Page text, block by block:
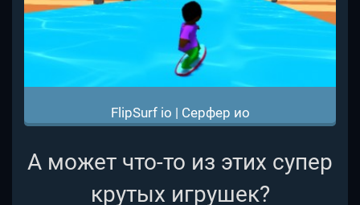
FlipSurf io | Серфер ио
А может что-то из этих супер
крутых игрушек?